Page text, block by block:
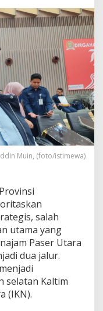
Muin, (foto/istimewa)
salah
utama yang
Paser Utara
dua jalur.
selatan Kaltim
(IKN).